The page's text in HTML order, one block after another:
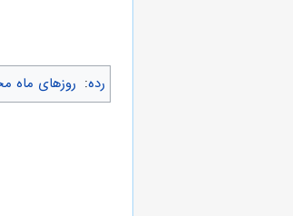
رده: روزهای ماه